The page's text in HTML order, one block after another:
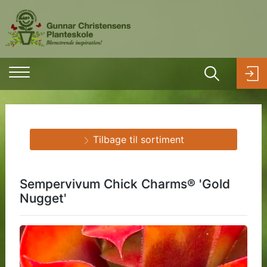
Sempervivum Chick Charms® 'Gold
Nugget'
Tilbage til sortiment